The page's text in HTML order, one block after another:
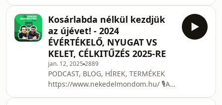
tapasztalatok, Eb-selejtező, Vb-
selejtező, Új edző a válogatottnál,
MEEF. Tartsatok velünk ebben az
adásban is!
Kosárlabda nélkül kezdjük
az újévet! - 2024
ÉVÉRTÉKELŐ, NYUGAT VS
KELET, CÉLKITŰZÉS 2025-RE
jan. 12, 2025 2889
PODCAST, BLOG, HÍREK, TERMÉKEK
https://www.nekedelmondom.hu/ 🎙️A